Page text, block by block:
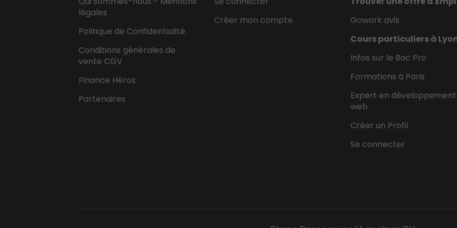
légales
Politique de Confidentialité
Conditions générales de
vente CGV
Finance Héros
Partenaires
Créer mon compte
Gowork avis
Cours particuliers à
Infos sur le Bac Pro
Formations à Paris
Expert en développement
web
Créer un Profil
Se connecter